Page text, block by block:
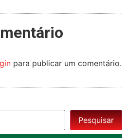
para publicar um comentário.
Pesquisar